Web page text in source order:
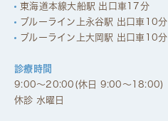
東海道本線大船駅 出口車17分
ブルーライン上永谷駅 出口車10分
ブルーライン上大岡駅 出口車10分
診療時間
9:00～20:00(休日 9:00～18:00)
休診 水曜日